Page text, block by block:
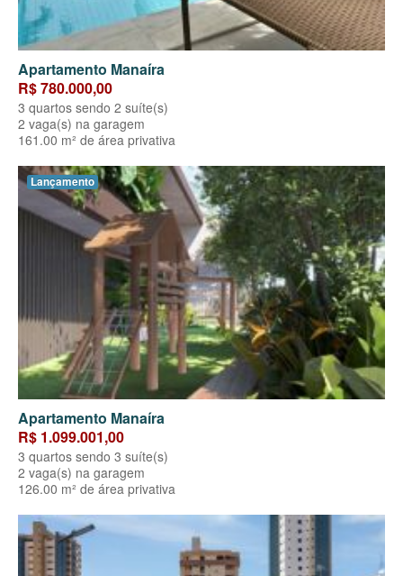
Apartamento Manaíra
R$ 780.000,00
3 quartos sendo 2 suíte(s)
2 vaga(s) na garagem
161.00 m² de área privativa
Lançamento
Apartamento Manaíra
R$ 1.099.001,00
3 quartos sendo 3 suíte(s)
2 vaga(s) na garagem
126.00 m² de área privativa